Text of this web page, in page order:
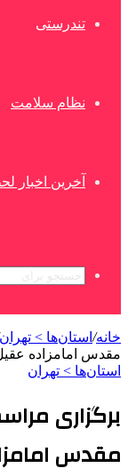
تندرستی
نظام سلامت
آخرین اخبار
خانه/ استان‌ها > تهران
مقدس امامزاده
استان‌ها > تهران
برگزاری
مقدس